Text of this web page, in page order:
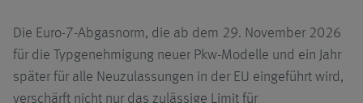
Die Euro-7-Abgasnorm, die ab dem 29. November 2026
für die Typgenehmigung neuer Pkw-Modelle und ein Jahr
später für alle Neuzulassungen in der EU eingeführt wird,
verschärft nicht nur das zulässige Limit für